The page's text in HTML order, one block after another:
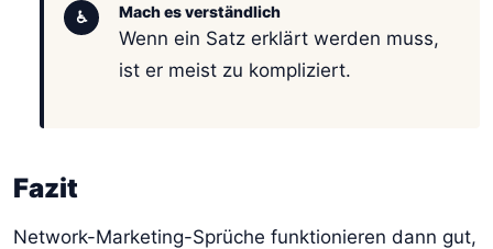
♿ Mach es verständlich
Wenn ein Satz erklärt werden muss,
ist er meist zu kompliziert.
Fazit
Network-Marketing-Sprüche funktionieren dann gut,